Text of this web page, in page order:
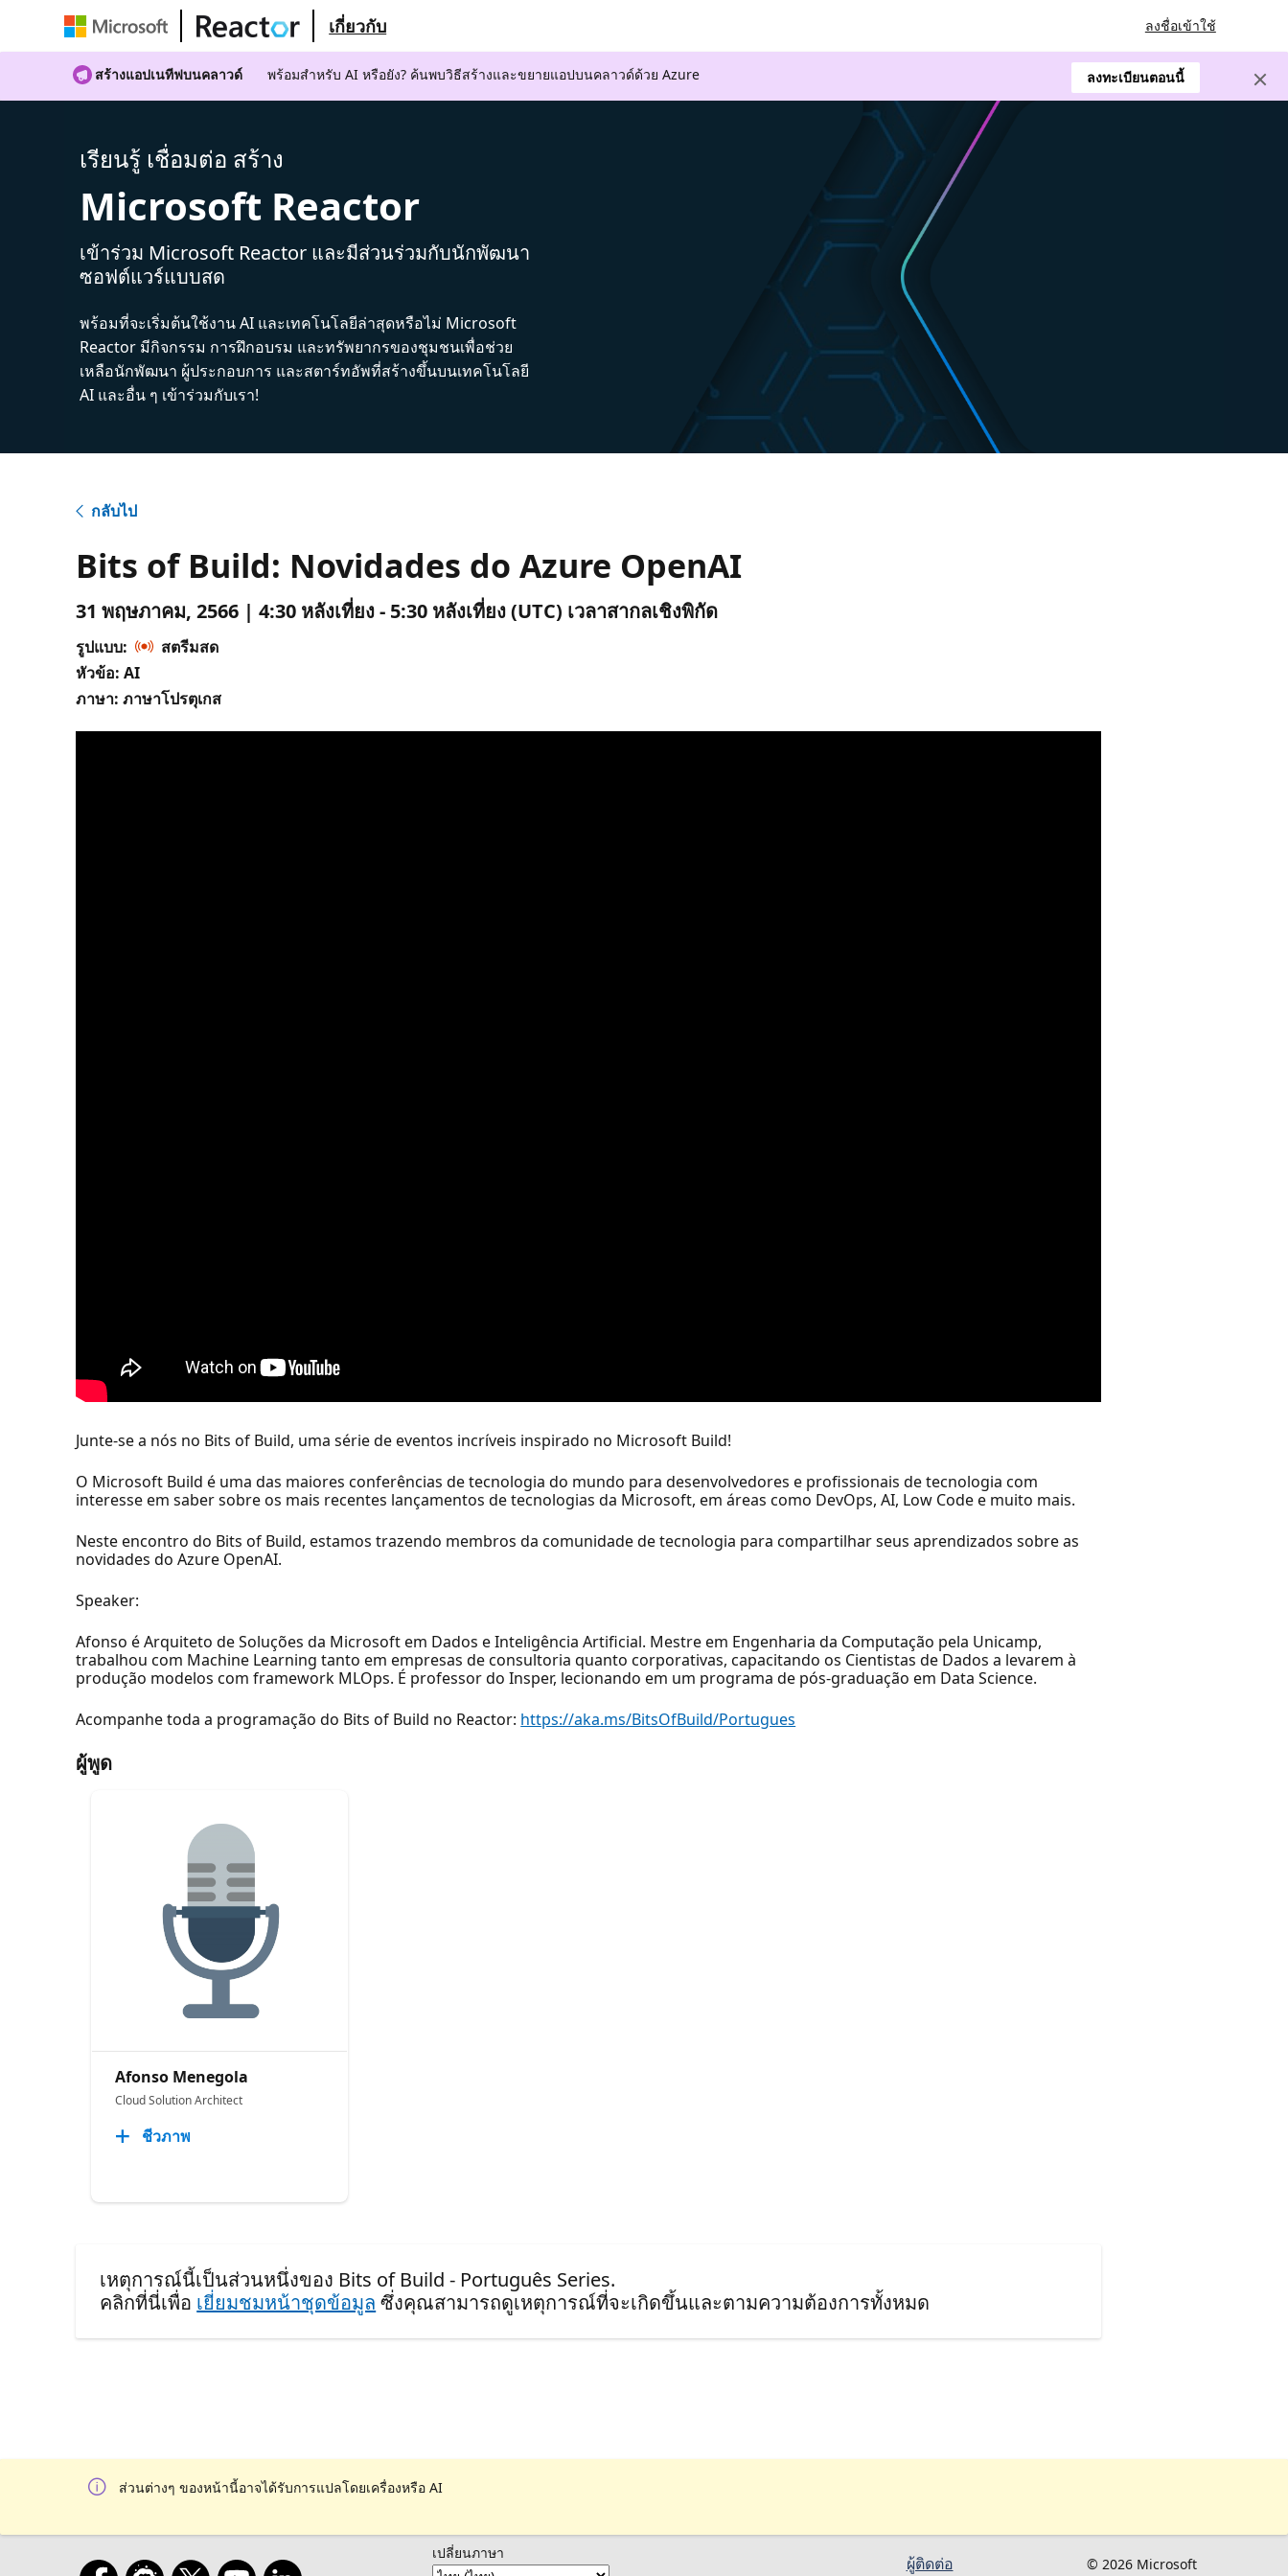
เกี่ยวกับ ลงชื่อเข้าใช้
สร้างแอปเนทีฟบนคลาวด์ พร้อมสําหรับ AI หรือยัง? ค้นพบวิธีสร้างและขยายแอปบนคลาวด์ด้วย Azure ลงทะเบียนตอนนี้
เรียนรู้ เชื่อมต่อ สร้าง
Microsoft Reactor
เข้าร่วม Microsoft Reactor และมีส่วนร่วมกับนักพัฒนา
ซอฟต์แวร์แบบสด
พร้อมที่จะเริ่มต้นใช้งาน AI และเทคโนโลยีล่าสุดหรือไม่ Microsoft
Reactor มีกิจกรรม การฝึกอบรม และทรัพยากรของชุมชนเพื่อช่วย
เหลือนักพัฒนา ผู้ประกอบการ และสตาร์ทอัพที่สร้างขึ้นบนเทคโนโลยี
AI และอื่น ๆ เข้าร่วมกับเรา!
กลับไป
Bits of Build: Novidades do Azure OpenAI
31 พฤษภาคม, 2566 | 4:30 หลังเที่ยง - 5:30 หลังเที่ยง (UTC) เวลาสากลเชิงพิกัด
รูปแบบ:
สตรีมสด
หัวข้อ: AI
ภาษา: ภาษาโปรตุเกส
Junte-se a nós no Bits of Build, uma série de eventos incríveis inspirado no Microsoft Build!
O Microsoft Build é uma das maiores conferências de tecnologia do mundo para desenvolvedores e profissionais de tecnologia com
interesse em saber sobre os mais recentes lançamentos de tecnologias da Microsoft, em áreas como DevOps, AI, Low Code e muito mais.
Neste encontro do Bits of Build, estamos trazendo membros da comunidade de tecnologia para compartilhar seus aprendizados sobre as
novidades do Azure OpenAI.
Speaker:
Afonso é Arquiteto de Soluções da Microsoft em Dados e Inteligência Artificial. Mestre em Engenharia da Computação pela Unicamp,
trabalhou com Machine Learning tanto em empresas de consultoria quanto corporativas, capacitando os Cientistas de Dados a levarem à
produção modelos com framework MLOps. É professor do Insper, lecionando em um programa de pós-graduação em Data Science.
Acompanhe toda a programação do Bits of Build no Reactor: https://aka.ms/BitsOfBuild/Portugues
ผู้พูด
Afonso Menegola
Cloud Solution Architect
ชีวภาพ
เหตุการณ์นี้เป็นส่วนหนึ่งของ Bits of Build - Português Series.
คลิกที่นี่เพื่อ เยี่ยมชมหน้าชุดข้อมูล ซึ่งคุณสามารถดูเหตุการณ์ที่จะเกิดขึ้นและตามความต้องการทั้งหมด
ส่วนต่างๆ ของหน้านี้อาจได้รับการแปลโดยเครื่องหรือ AI
เปลี่ยนภาษา
ผู้ติดต่อ © 2026 Microsoft